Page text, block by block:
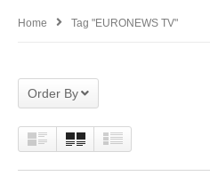
Home Tag "EURONEWS TV"
Order By